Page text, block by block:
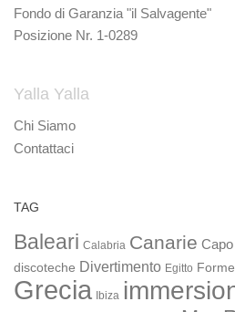
Fondo di Garanzia "il Salvagente"
Posizione Nr. 1-0289
Yalla Yalla
Chi Siamo
Contattaci
TAG
Baleari Calabria Canarie
discoteche Divertimento Egitto
Grecia Ibiza